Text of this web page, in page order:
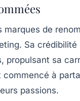
de
Sa
propulsant sa
à
passions.